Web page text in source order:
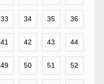
33 34 35 36
41 42 43 44
49 50 51 52